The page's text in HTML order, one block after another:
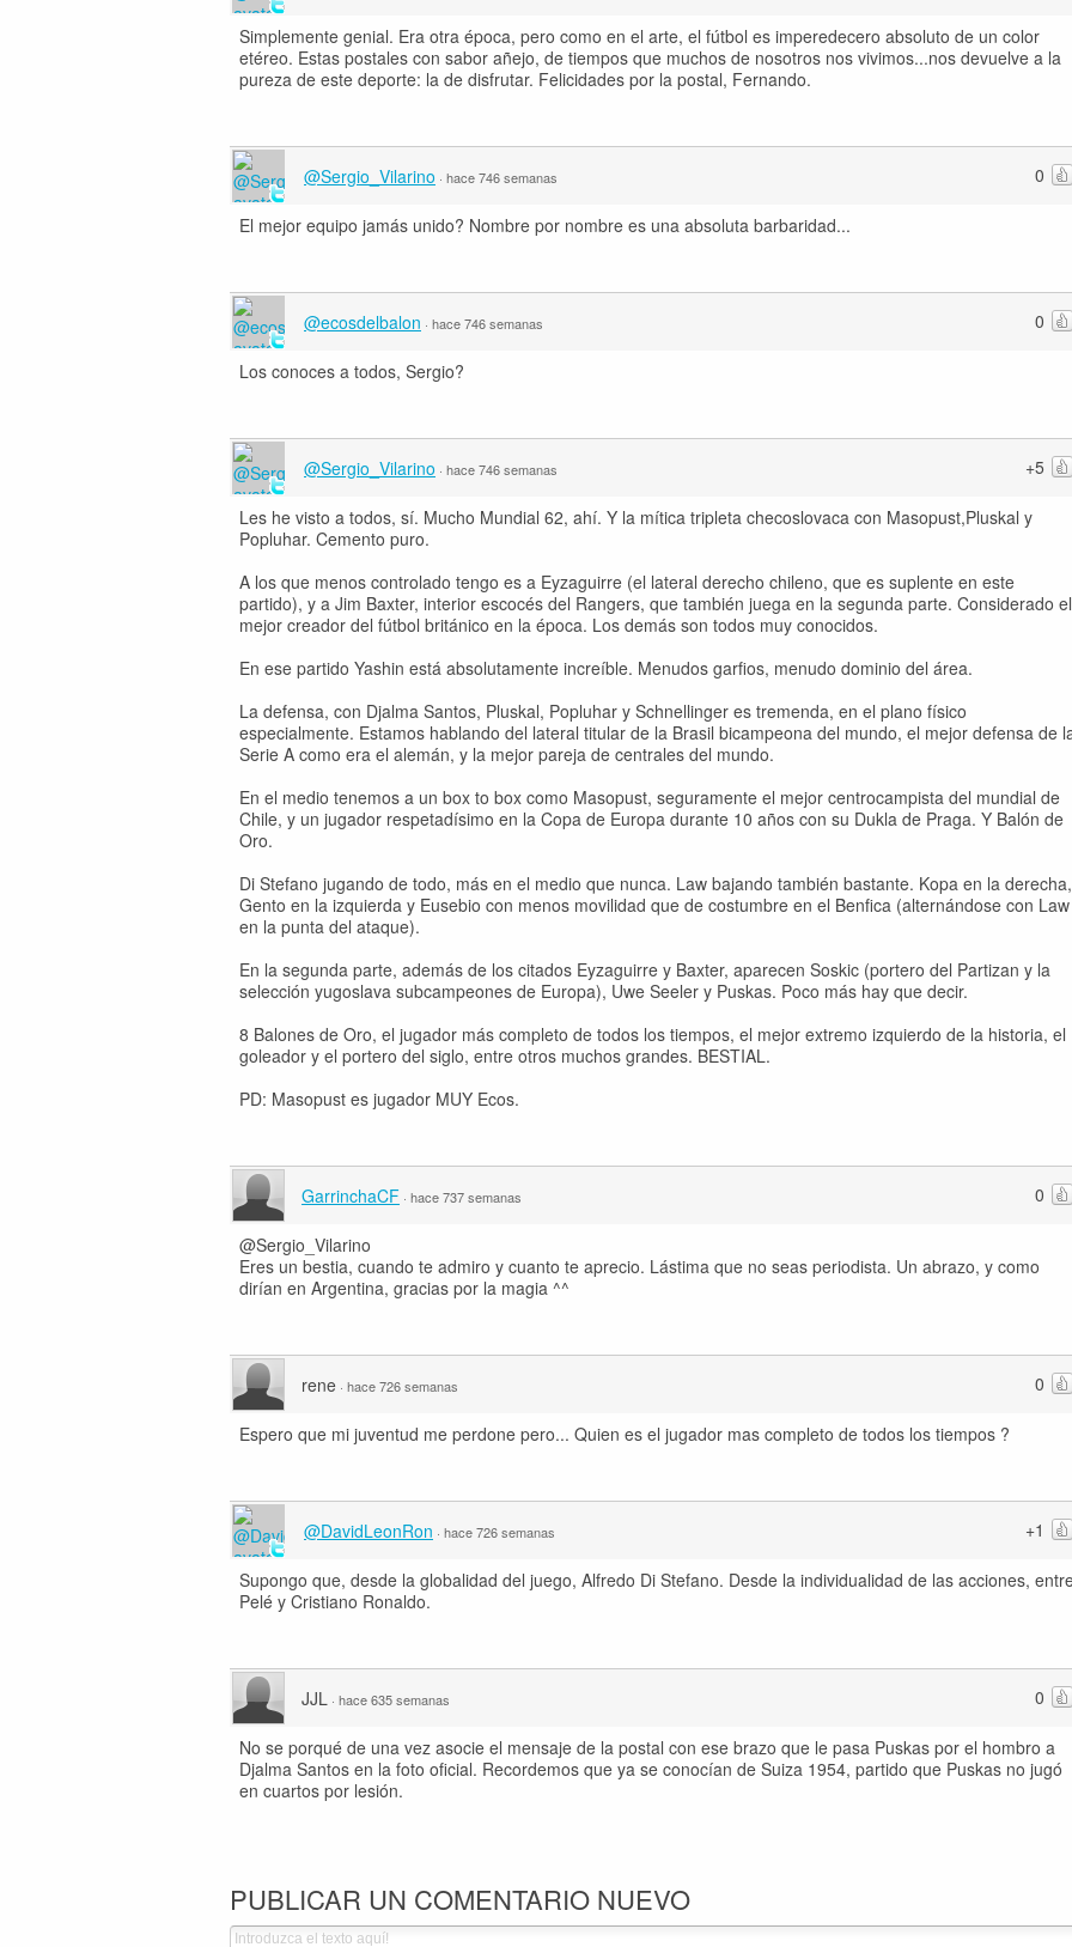
Simplemente genial. Era otra época, pero como en el arte, el fútbol es imperedecero absoluto de un color
etéreo. Estas postales con sabor añejo, de tiempos que muchos de nosotros nos vivimos...nos devuelve a la
pureza de este deporte: la de disfrutar. Felicidades por la postal, Fernando.
0
@Sergio_Vilarino · hace 746 semanas
El mejor equipo jamás unido? Nombre por nombre es una absoluta barbaridad...
0
@ecosdelbalon · hace 746 semanas
Los conoces a todos, Sergio?
+5
@Sergio_Vilarino · hace 746 semanas
Les he visto a todos, sí. Mucho Mundial 62, ahí. Y la mítica tripleta checoslovaca con Masopust,Pluskal y
Popluhar. Cemento puro.
A los que menos controlado tengo es a Eyzaguirre (el lateral derecho chileno, que es suplente en este
partido), y a Jim Baxter, interior escocés del Rangers, que también juega en la segunda parte. Considerado el
mejor creador del fútbol británico en la época. Los demás son todos muy conocidos.
En ese partido Yashin está absolutamente increíble. Menudos garfios, menudo dominio del área.
La defensa, con Djalma Santos, Pluskal, Popluhar y Schnellinger es tremenda, en el plano físico
especialmente. Estamos hablando del lateral titular de la Brasil bicampeona del mundo, el mejor defensa de
Serie A como era el alemán, y la mejor pareja de centrales del mundo.
En el medio tenemos a un box to box como Masopust, seguramente el mejor centrocampista del mundial de
Chile, y un jugador respetadísimo en la Copa de Europa durante 10 años con su Dukla de Praga. Y Balón de
Oro.
Di Stefano jugando de todo, más en el medio que nunca. Law bajando también bastante. Kopa en la derecha,
Gento en la izquierda y Eusebio con menos movilidad que de costumbre en el Benfica (alternándose con Law
en la punta del ataque).
En la segunda parte, además de los citados Eyzaguirre y Baxter, aparecen Soskic (portero del Partizan y la
selección yugoslava subcampeones de Europa), Uwe Seeler y Puskas. Poco más hay que decir.
8 Balones de Oro, el jugador más completo de todos los tiempos, el mejor extremo izquierdo de la historia, el
goleador y el portero del siglo, entre otros muchos grandes. BESTIAL.
PD: Masopust es jugador MUY Ecos.
0
GarrinchaCF · hace 737 semanas
@Sergio_Vilarino
Eres un bestia, cuando te admiro y cuanto te aprecio. Lástima que no seas periodista. Un abrazo, y como
dirían en Argentina, gracias por la magia ^^
0
rene · hace 726 semanas
Espero que mi juventud me perdone pero... Quien es el jugador mas completo de todos los tiempos ?
+1
@DavidLeonRon · hace 726 semanas
Supongo que, desde la globalidad del juego, Alfredo Di Stefano. Desde la individualidad de las acciones,
Pelé y Cristiano Ronaldo.
0
JJL · hace 635 semanas
No se porqué de una vez asocie el mensaje de la postal con ese brazo que le pasa Puskas por el hombro a
Djalma Santos en la foto oficial. Recordemos que ya se conocían de Suiza 1954, partido que Puskas no jugó
en cuartos por lesión.
PUBLICAR UN COMENTARIO NUEVO